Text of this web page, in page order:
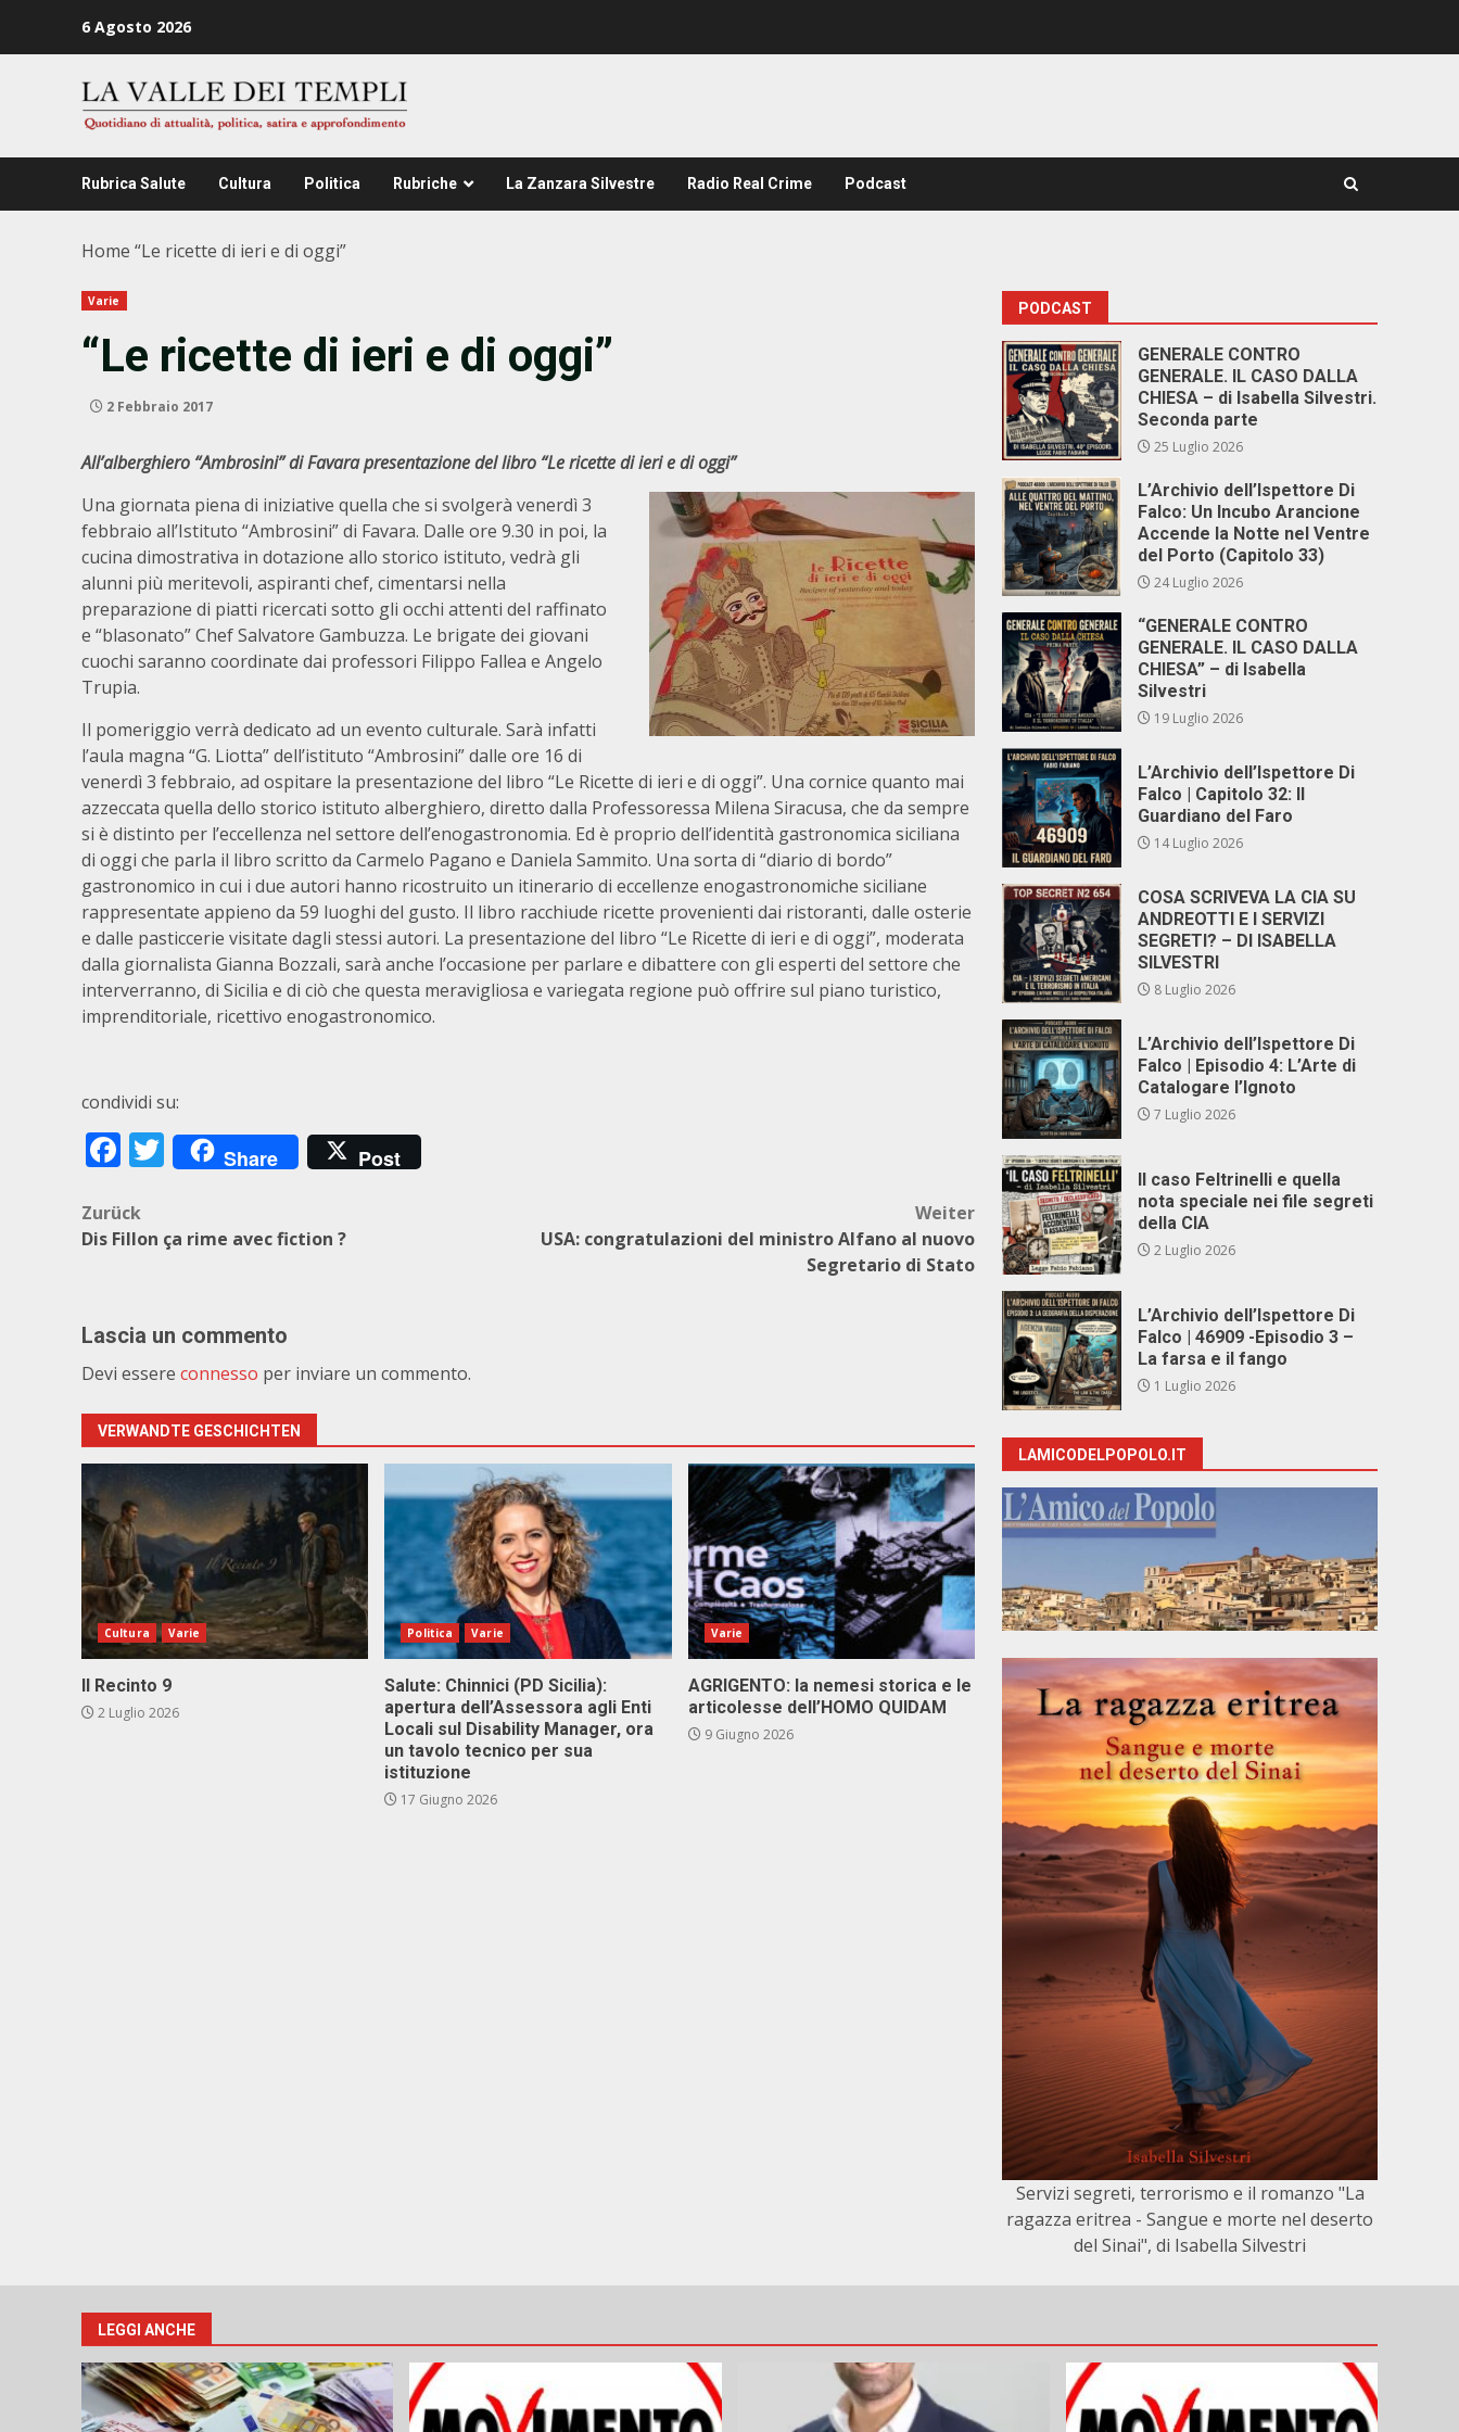
6 Agosto 2026
Rubrica Salute Cultura Politica Rubriche La Zanzara Silvestre Radio Real Crime Podcast
Home “Le ricette di ieri e di oggi”
Varie
“Le ricette di ieri e di oggi”
2 Febbraio 2017
All’alberghiero “Ambrosini” di Favara presentazione del libro “Le ricette di ieri e di oggi”
Una giornata piena di iniziative quella che si svolgerà venerdì 3
febbraio all’Istituto “Ambrosini” di Favara. Dalle ore 9.30 in poi, la
cucina dimostrativa in dotazione allo storico istituto, vedrà gli
alunni più meritevoli, aspiranti chef, cimentarsi nella
preparazione di piatti ricercati sotto gli occhi attenti del raffinato
e “blasonato” Chef Salvatore Gambuzza. Le brigate dei giovani
cuochi saranno coordinate dai professori Filippo Fallea e Angelo
Trupia.
Il pomeriggio verrà dedicato ad un evento culturale. Sarà infatti
l’aula magna “G. Liotta” dell’istituto “Ambrosini” dalle ore 16 di
venerdì 3 febbraio, ad ospitare la presentazione del libro “Le Ricette di ieri e di oggi”. Una cornice quanto mai
azzeccata quella dello storico istituto alberghiero, diretto dalla Professoressa Milena Siracusa, che da sempre
si è distinto per l’eccellenza nel settore dell’enogastronomia. Ed è proprio dell’identità gastronomica siciliana
di oggi che parla il libro scritto da Carmelo Pagano e Daniela Sammito. Una sorta di “diario di bordo”
gastronomico in cui i due autori hanno ricostruito un itinerario di eccellenze enogastronomiche siciliane
rappresentate appieno da 59 luoghi del gusto. Il libro racchiude ricette provenienti dai ristoranti, dalle osterie
e dalle pasticcerie visitate dagli stessi autori. La presentazione del libro “Le Ricette di ieri e di oggi”, moderata
dalla giornalista Gianna Bozzali, sarà anche l’occasione per parlare e dibattere con gli esperti del settore che
interverranno, di Sicilia e di ciò che questa meravigliosa e variegata regione può offrire sul piano turistico,
imprenditoriale, ricettivo enogastronomico.
condividi su:
Facebook
Twitter
Share Post
Beitragsnavigation
Zurück
Dis Fillon ça rime avec fiction ?
Weiter
USA: congratulazioni del ministro Alfano al nuovo
Segretario di Stato
Lascia un commento
Devi essere connesso per inviare un commento.
VERWANDTE GESCHICHTEN
Cultura Varie
Il Recinto 9
2 Luglio 2026
Politica Varie
Salute: Chinnici (PD Sicilia):
apertura dell’Assessora agli Enti
Locali sul Disability Manager, ora
un tavolo tecnico per sua
istituzione
17 Giugno 2026
Varie
AGRIGENTO: la nemesi storica e le
articolesse dell’HOMO QUIDAM
9 Giugno 2026
PODCAST
GENERALE CONTRO
GENERALE. IL CASO DALLA
CHIESA – di Isabella Silvestri.
Seconda parte
25 Luglio 2026
L’Archivio dell’Ispettore Di
Falco: Un Incubo Arancione
Accende la Notte nel Ventre
del Porto (Capitolo 33)
24 Luglio 2026
“GENERALE CONTRO
GENERALE. IL CASO DALLA
CHIESA” – di Isabella
Silvestri
19 Luglio 2026
L’Archivio dell’Ispettore Di
Falco | Capitolo 32: Il
Guardiano del Faro
14 Luglio 2026
COSA SCRIVEVA LA CIA SU
ANDREOTTI E I SERVIZI
SEGRETI? – DI ISABELLA
SILVESTRI
8 Luglio 2026
L’Archivio dell’Ispettore Di
Falco | Episodio 4: L’Arte di
Catalogare l’Ignoto
7 Luglio 2026
Il caso Feltrinelli e quella
nota speciale nei file segreti
della CIA
2 Luglio 2026
L’Archivio dell’Ispettore Di
Falco | 46909 -Episodio 3 –
La farsa e il fango
1 Luglio 2026
LAMICODELPOPOLO.IT
Servizi segreti, terrorismo e il romanzo "La
ragazza eritrea - Sangue e morte nel deserto
del Sinai", di Isabella Silvestri
LEGGI ANCHE